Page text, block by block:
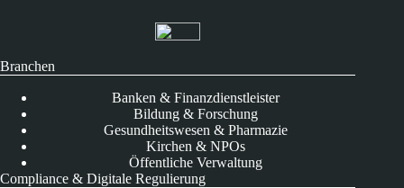
Branchen
Banken & Finanzdienstleister
Bildung & Forschung
Gesundheitswesen & Pharmazie
Kirchen & NPOs
Öffentliche Verwaltung
Compliance & Digitale Regulierung